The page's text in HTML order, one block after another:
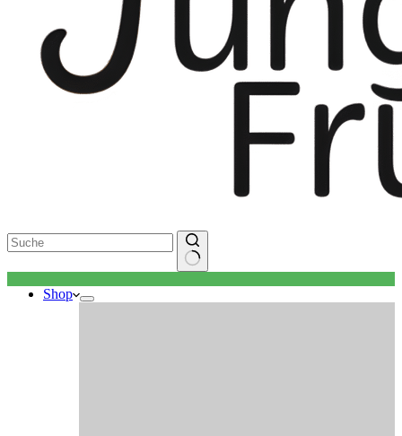
Ergebnisse
Shop